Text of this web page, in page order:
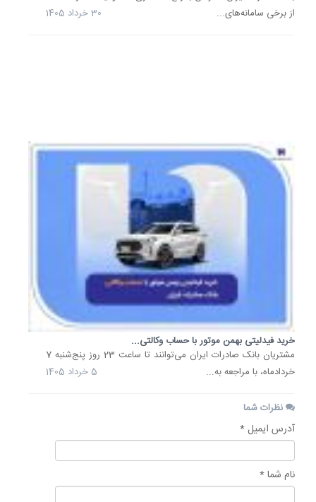
از برخی سامانه‌های...
30 خرداد 1405
خرید فیدلیتی بهمن موتور با حساب وکالتی...
مشتریان بانک صادرات ایران می‌توانند تا ساعت 23 روز پنج‌شنبه 7
خردادماه، با مراجعه به...
5 خرداد 1405
نظرات شما
آدرس ایمیل *
نام شما *